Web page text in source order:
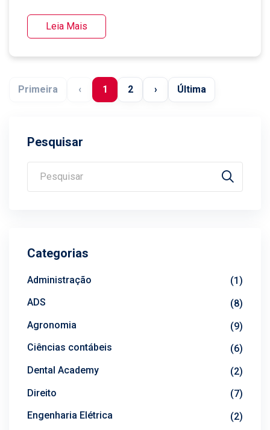
Leia Mais
Primeira ‹ 1 2 › Última
Pesquisar
Categorias
Administração
(1)
ADS
(8)
Agronomia
(9)
Ciências contábeis
(6)
Dental Academy
(2)
Direito
(7)
Engenharia Elétrica
(2)